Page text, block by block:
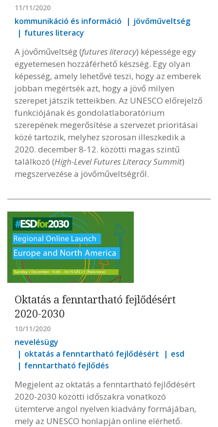
11/11/2020
kommunikáció és információ
jövőműveltség
futures literacy
A jövőműveltség (futures literacy) képessége egy
egyetemesen hozzáférhető készség. Egy olyan
képesség, amely lehetővé teszi, hogy az emberek
jobban megértsék azt, hogy a jövő milyen
szerepet játszik tetteikben. Az UNESCO előrejelző
funkciójának és gondolatlaboratórium
szerepének megerősítése a szervezet prioritásai
közé tartozik, melyhez szorosan illeszkedik a
2020. december 8-12. közötti magas szintű
találkozó (High-Level Futures Literacy Summit)
megszervezése a jövőműveltségről.
Oktatás a fenntartható fejlődésért
2020-2030
10/11/2020
nevelésügy
oktatás a fenntartható fejlődésért
esd
fenntartható fejlődés
Megjelent az oktatás a fenntartható fejlődésért
2020-2030 közötti időszakra vonatkozó
ütemterve angol nyelven kiadvány formájában,
mely az UNESCO honlapján online elérhető.